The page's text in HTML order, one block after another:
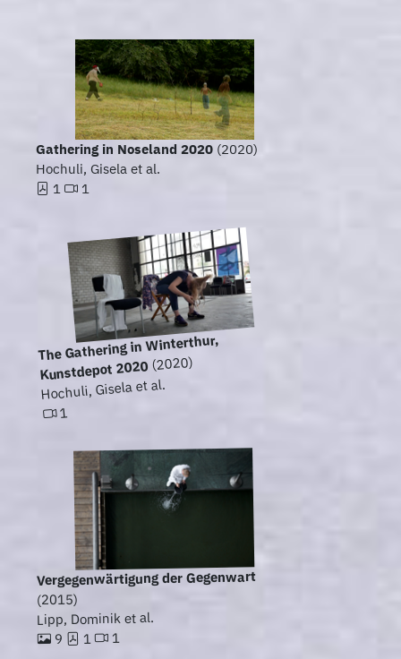
Gathering in Noseland 2020 (2020)
Hochuli, Gisela et al.
1
1
The Gathering in Winterthur,
Kunstdepot 2020(2020)
Hochuli, Gisela et al.
1
Vergegenwärtigung der Gegenwart
(2015)
Lipp, Dominik et al.
9 1 1